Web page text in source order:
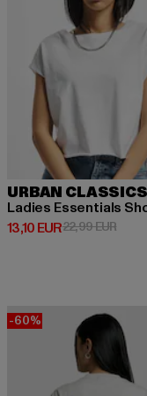
URBAN CLASSICS
Ladies Essentials
13,10 EUR
Derzeitiger Preis: 13,10
22,99 EUR
-60%